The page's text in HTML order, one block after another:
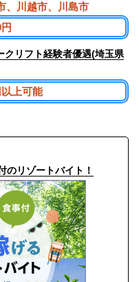
、川越市、川島市
リフト経験者優遇(埼玉県
上可能
のリゾートバイト！